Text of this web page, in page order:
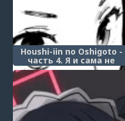
Houshi-iin no Oshigoto -
часть 4. Я и сама не
знаю, сенсей! (You Don't
Understand, Sensei!)